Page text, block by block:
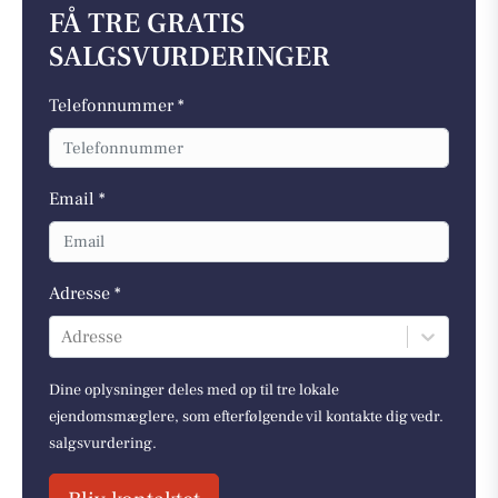
FÅ TRE GRATIS
SALGSVURDERINGER
Telefonnummer *
Email *
Adresse *
Adresse
Dine oplysninger deles med op til tre lokale
ejendomsmæglere, som efterfølgende vil kontakte dig vedr.
salgsvurdering.